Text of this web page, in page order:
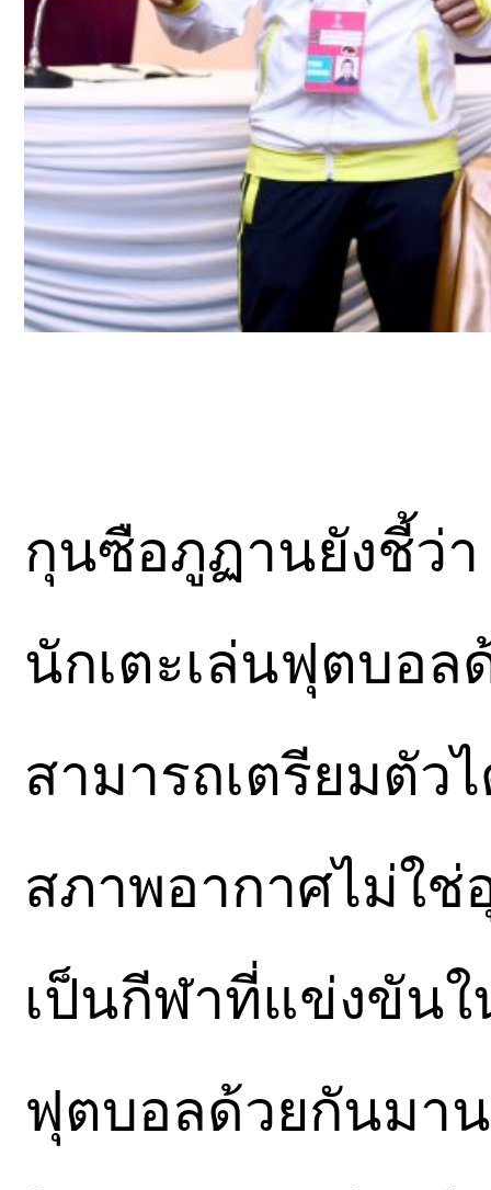
กุนซือภูฏานยังชี้ว่า
นักเตะเล่นฟุตบอ
สามารถเตรียมตัว
สภาพอากาศไม่ใช่
เป็นกีฬาที่แข่งขันใ
ฟุตบอลด้วยกันมา